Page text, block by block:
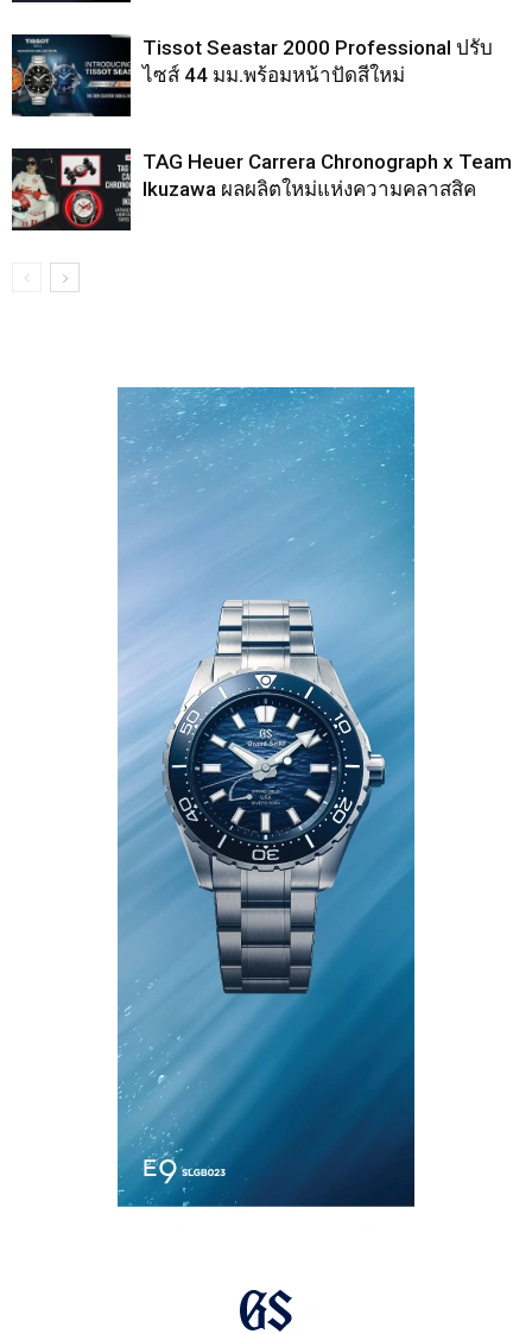
Tissot Seastar 2000 Professional ปรับ
ไซส์ 44 มม.พร้อมหน้าปัดสีใหม่
TAG Heuer Carrera Chronograph x Team
Ikuzawa ผลผลิตใหม่แห่งความคลาสสิค